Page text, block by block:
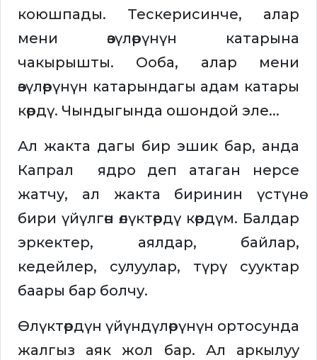
коюшпады. Тескерисинче, алар
мени өзүлөрүнүн катарына
чакырышты. Ооба, алар мени
өзүлөрүнүн катарындагы адам катары
көрдү. Чындыгында ошондой эле...
Ал жакта дагы бир эшик бар, анда
Капрал ядро деп атаган нерсе
жатчу, ал жакта биринин үстүнө
бири үйүлгөн өлүктөрдү көрдүм. Балдар
эркектер, аялдар, байлар,
кедейлер, сулуулар, түрү сууктар
баары бар болчу.
Өлүктөрдүн үйүндүлөрүнүн ортосунда
жалгыз аяк жол бар. Ал аркылуу